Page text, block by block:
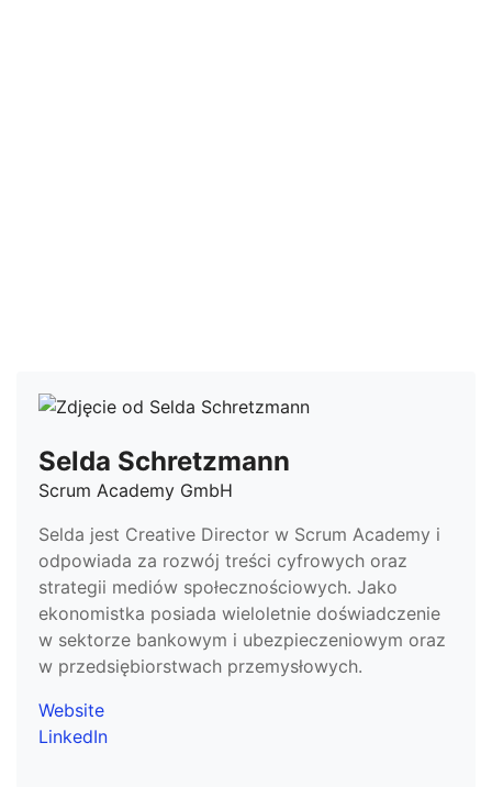
Selda Schretzmann
Scrum Academy GmbH
Selda jest Creative Director w Scrum Academy i
odpowiada za rozwój treści cyfrowych oraz
strategii mediów społecznościowych. Jako
ekonomistka posiada wieloletnie doświadczenie
w sektorze bankowym i ubezpieczeniowym oraz
w przedsiębiorstwach przemysłowych.
Website
LinkedIn